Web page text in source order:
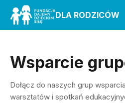
DLA RODZICÓW
Wsparcie
Dołącz do naszych grup
warsztatów i spotkań